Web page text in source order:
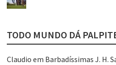
TODO MUNDO DÁ
Claudio em Barbadíssimas J. H.